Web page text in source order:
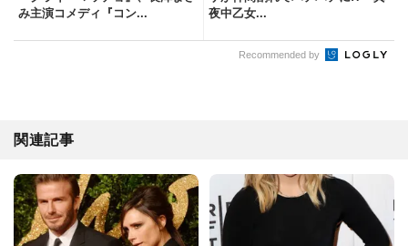
み主演コメディ『コン...
夜中乙女...
Recommended by
関連記事